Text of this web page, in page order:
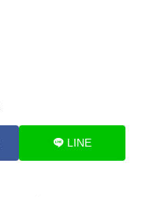
LINE